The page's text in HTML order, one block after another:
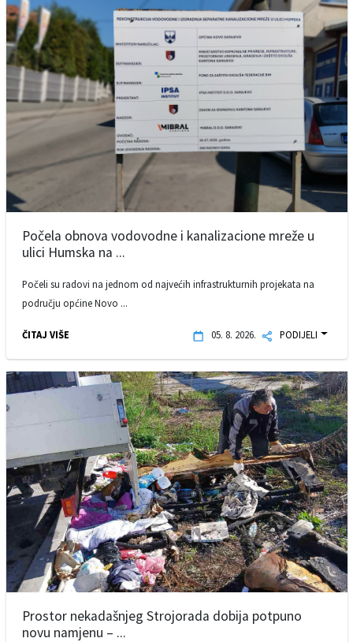
Počela obnova vodovodne i kanalizacione mreže u
ulici Humska na ...
Počeli su radovi na jednom od najvećih infrastrukturnih projekata na
području općine Novo ...
ČITAJ VIŠE 05. 8. 2026. PODIJELI
Prostor nekadašnjeg Strojorada dobija potpuno
novu namjenu – ...